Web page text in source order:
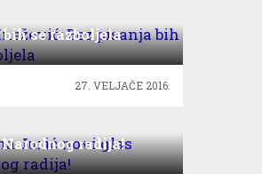
bih se razboljela
27. VELJAČE 2016.
Narodnog radija!